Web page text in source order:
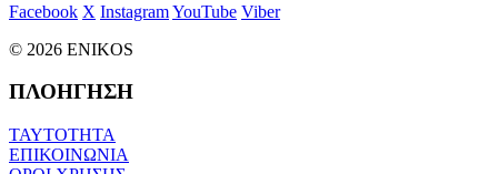
Facebook X InstagramYouTube Viber
© 2026 ENIKOS
ΠΛΟΗΓΗΣΗ
ΤΑΥΤΟΤΗΤΑ
ΕΠΙΚΟΙΝΩΝΙΑ